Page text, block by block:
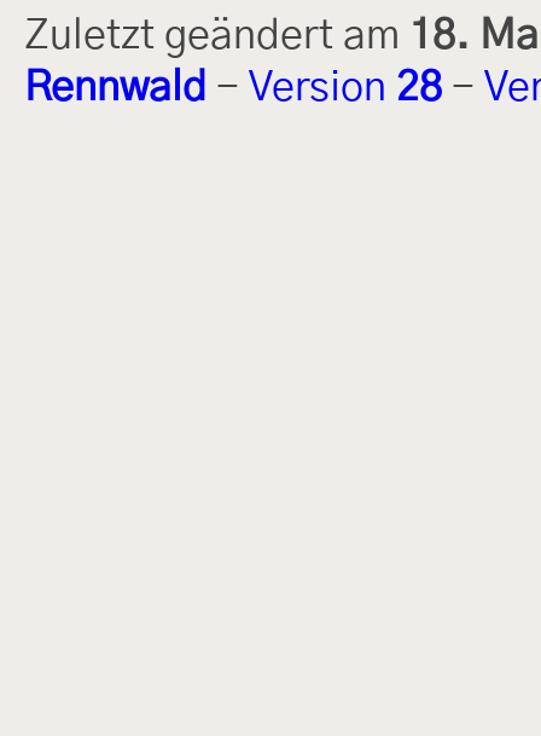
Zuletzt geändert am 18.
Rennwald - Version 28 -